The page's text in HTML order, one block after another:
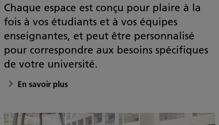
Chaque espace est conçu pour plaire à la
fois à vos étudiants et à vos équipes
enseignantes, et peut être personnalisé
pour correspondre aux besoins spécifiques
de votre université.
En savoir plus